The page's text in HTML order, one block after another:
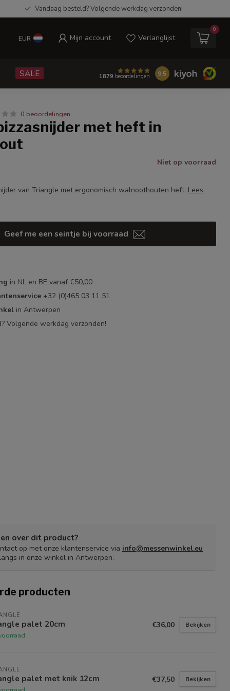
Vandaag besteld? Volgende werkdag verzonden!
EUR Mijn account Verlanglijst
0
SALE 1879 beoordelingen 9.5
0 beoordelingen
met heft in
Niet op voorraad
van Triangle met ergonomisch walnoothouten heft. Lees
Geef me een seintje bij voorraad
in NL en BE vanaf €50,00
+32 (0)465 03 11 51
in Antwerpen
Volgende werkdag verzonden!
over dit product?
op met onze klantenservice via info@messenwinkel.eu
in onze winkel in Antwerpen.
producten
palet 20cm €36,00 Bekijken
palet met knik 12cm €37,50 Bekijken